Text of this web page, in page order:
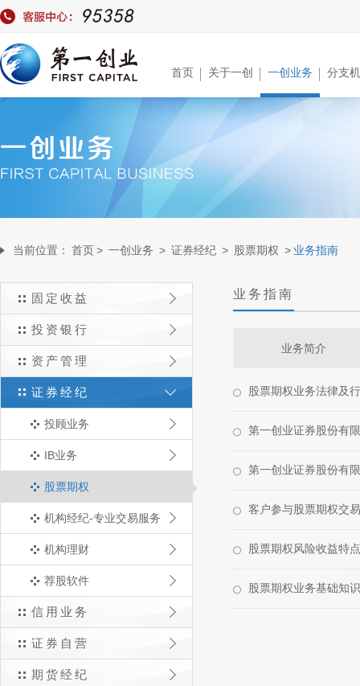
首页 关于一创 一创业务 分支
当前位置： 首页> 一创业务 > 证券经纪 > 股票期权 > 业务指南
固定收益
投资银行
资产管理
证券经纪
投顾业务
IB业务
股票期权
机构经纪-专业交易服务
机构理财
荐股软件
信用业务
证券自营
期货经纪
业务指南
业务简介
股票期权业务法律及
第一创业证券股份有
第一创业证券股份有
客户参与股票期权交
股票期权风险收益特点
股票期权业务基础知识